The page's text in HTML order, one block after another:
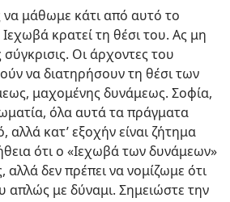
μάθωμε κάτι από αυτό το
κρατεί τη θέσι του. Ας μη
Οι άρχοντες του
να διατηρήσουν τη θέσι των
μαχομένης δυνάμεως. Σοφία,
όλα αυτά τα πράγματα
αλλά κατ’ εξοχήν είναι ζήτημα
ότι ο «Ιεχωβά των δυνάμεων»
αλλά δεν πρέπει να νομίζωμε ότι
απλώς με δύναμι. Σημειώστε την